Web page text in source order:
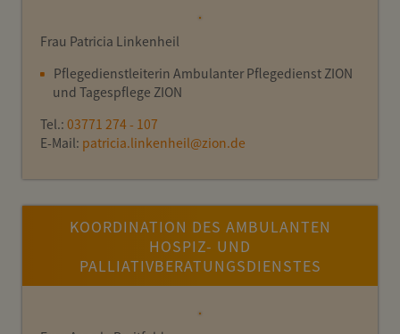
Frau Patricia Linkenheil
Pflegedienstleiterin Ambulanter Pflegedienst ZION
und Tagespflege ZION
Tel.: 03771 274 - 107
E-Mail: patricia.linkenheil@zion.de
KOORDINATION DES AMBULANTEN
HOSPIZ- UND
PALLIATIVBERATUNGSDIENSTES